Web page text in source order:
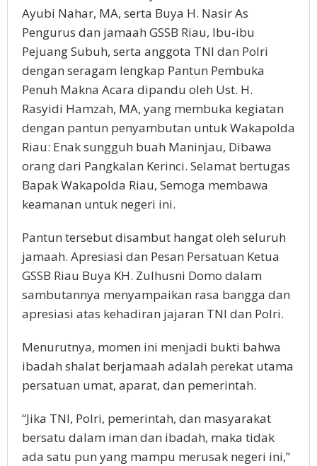
Ayubi Nahar, MA, serta Buya H. Nasir As
Pengurus dan jamaah GSSB Riau, Ibu-ibu
Pejuang Subuh, serta anggota TNI dan Polri
dengan seragam lengkap Pantun Pembuka
Penuh Makna Acara dipandu oleh Ust. H.
Rasyidi Hamzah, MA, yang membuka kegiatan
dengan pantun penyambutan untuk Wakapolda
Riau: Enak sungguh buah Maninjau, Dibawa
orang dari Pangkalan Kerinci. Selamat bertugas
Bapak Wakapolda Riau, Semoga membawa
keamanan untuk negeri ini.
Pantun tersebut disambut hangat oleh seluruh
jamaah. Apresiasi dan Pesan Persatuan Ketua
GSSB Riau Buya KH. Zulhusni Domo dalam
sambutannya menyampaikan rasa bangga dan
apresiasi atas kehadiran jajaran TNI dan Polri.
Menurutnya, momen ini menjadi bukti bahwa
ibadah shalat berjamaah adalah perekat utama
persatuan umat, aparat, dan pemerintah.
“Jika TNI, Polri, pemerintah, dan masyarakat
bersatu dalam iman dan ibadah, maka tidak
ada satu pun yang mampu merusak negeri ini,”